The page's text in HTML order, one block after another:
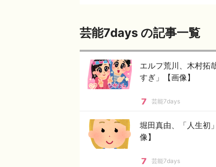
芸能7days の記事一覧
エルフ荒川、木村拓
すぎ」【画像】
芸能7days
堀田真由、「人生初
像】
芸能7days